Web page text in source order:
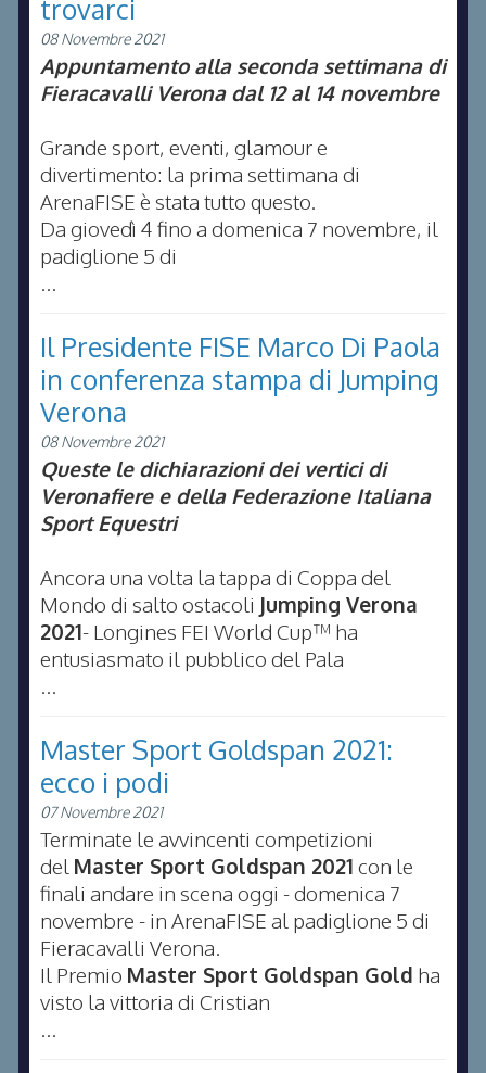
trovarci
08 Novembre 2021
Appuntamento alla seconda settimana di
Fieracavalli Verona dal 12 al 14 novembre
Grande sport, eventi, glamour e
divertimento: la prima settimana di
ArenaFISE è stata tutto questo.
Da giovedì 4 fino a domenica 7 novembre, il
padiglione 5 di
Il Presidente FISE Marco Di Paola
in conferenza stampa di Jumping
Verona
08 Novembre 2021
Queste le dichiarazioni dei vertici di
Veronafiere e della Federazione Italiana
Sport Equestri
Ancora una volta la tappa di Coppa del
Mondo di salto ostacoli Jumping Verona
2021- Longines FEI World Cup™ ha
entusiasmato il pubblico del Pala
Master Sport Goldspan 2021:
ecco i podi
07 Novembre 2021
Terminate le avvincenti competizioni
del Master Sport Goldspan 2021 con le
finali andare in scena oggi - domenica 7
novembre - in ArenaFISE al padiglione 5 di
Fieracavalli Verona.
Il Premio Master Sport Goldspan Gold ha
visto la vittoria di Cristian